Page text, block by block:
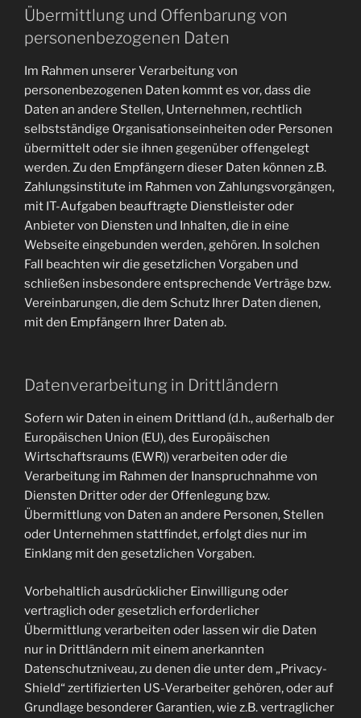
Übermittlung und Offenbarung von
personenbezogenen Daten
Im Rahmen unserer Verarbeitung von
personenbezogenen Daten kommt es vor, dass die
Daten an andere Stellen, Unternehmen, rechtlich
selbstständige Organisationseinheiten oder Personen
übermittelt oder sie ihnen gegenüber offengelegt
werden. Zu den Empfängern dieser Daten können z.B.
Zahlungsinstitute im Rahmen von Zahlungsvorgängen,
mit IT-Aufgaben beauftragte Dienstleister oder
Anbieter von Diensten und Inhalten, die in eine
Webseite eingebunden werden, gehören. In solchen
Fall beachten wir die gesetzlichen Vorgaben und
schließen insbesondere entsprechende Verträge bzw.
Vereinbarungen, die dem Schutz Ihrer Daten dienen,
mit den Empfängern Ihrer Daten ab.
Datenverarbeitung in Drittländern
Sofern wir Daten in einem Drittland (d.h., außerhalb der
Europäischen Union (EU), des Europäischen
Wirtschaftsraums (EWR)) verarbeiten oder die
Verarbeitung im Rahmen der Inanspruchnahme von
Diensten Dritter oder der Offenlegung bzw.
Übermittlung von Daten an andere Personen, Stellen
oder Unternehmen stattfindet, erfolgt dies nur im
Einklang mit den gesetzlichen Vorgaben.
Vorbehaltlich ausdrücklicher Einwilligung oder
vertraglich oder gesetzlich erforderlicher
Übermittlung verarbeiten oder lassen wir die Daten
nur in Drittländern mit einem anerkannten
Datenschutzniveau, zu denen die unter dem „Privacy-
Shield“ zertifizierten US-Verarbeiter gehören, oder auf
Grundlage besonderer Garantien, wie z.B. vertraglicher